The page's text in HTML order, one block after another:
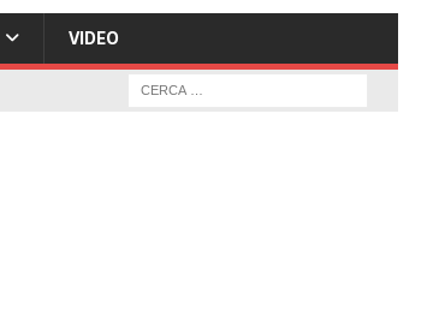
VIDEO